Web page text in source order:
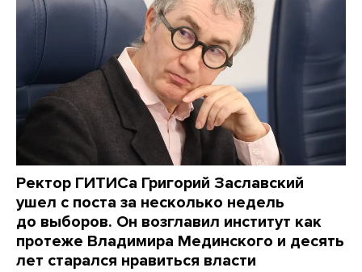
Ректор ГИТИСа Григорий Заславский
ушел с поста за несколько недель
до выборов. Он возглавил институт как
протеже Владимира Мединского и десять
лет старался нравиться власти